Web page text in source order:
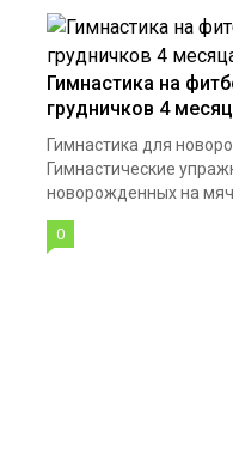
Гимнастика на
грудничков 4
Гимнастика для
Гимнастические
новорожденных на
0